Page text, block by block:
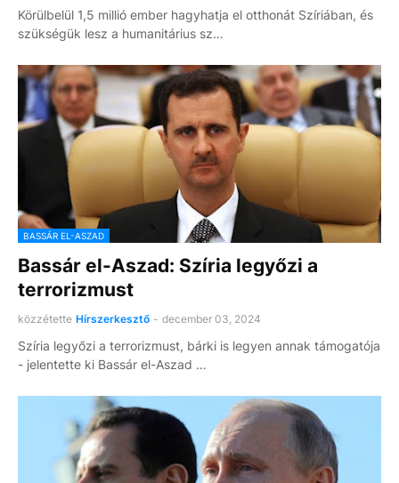
Körülbelül 1,5 millió ember hagyhatja el otthonát Szíriában, és
szükségük lesz a humanitárius sz…
BASSÁR EL-ASZAD
Bassár el-Aszad: Szíria legyőzi a
terrorizmust
közzétette Hírszerkesztő - december 03, 2024
Szíria legyőzi a terrorizmust, bárki is legyen annak támogatója
- jelentette ki Bassár el-Aszad …